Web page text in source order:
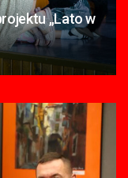
„Lato w